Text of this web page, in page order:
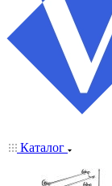
Каталог